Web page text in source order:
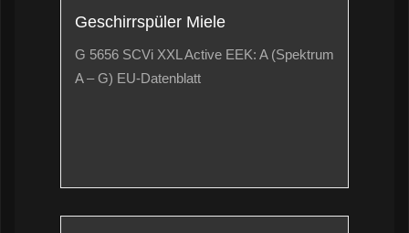
Geschirrspüler Miele
G 5656 SCVi XXL Active EEK: A (Spektrum
A – G) EU-Datenblatt